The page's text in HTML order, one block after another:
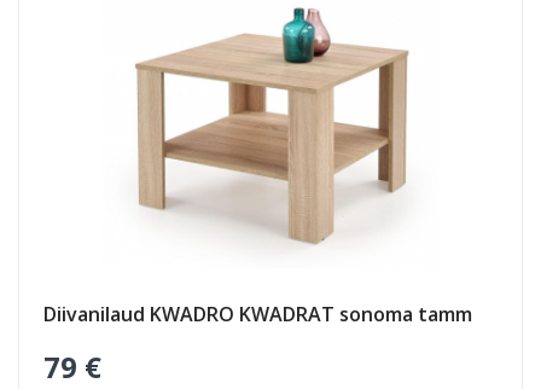
Diivanilaud KWADRO KWADRAT sonoma tamm
79 €